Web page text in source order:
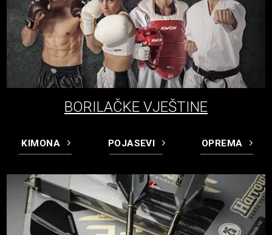
BORILAČKE VJEŠTINE
KIMONA POJASEVI OPREMA